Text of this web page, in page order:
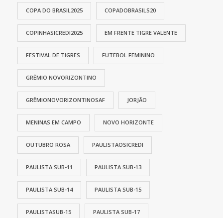
COPA DO BRASIL2025 COPADOBRASILS20
COPINHASICREDI2025 EM FRENTE TIGRE VALENTE
FESTIVAL DE TIGRES FUTEBOL FEMININO
GRÊMIO NOVORIZONTINO
GRÊMIONOVORIZONTINOSAF JORJÃO
MENINAS EM CAMPO NOVO HORIZONTE
OUTUBRO ROSA PAULISTAOSICREDI
PAULISTA SUB-11 PAULISTA SUB-13
PAULISTA SUB-14 PAULISTA SUB-15
PAULISTASUB-15 PAULISTA SUB-17